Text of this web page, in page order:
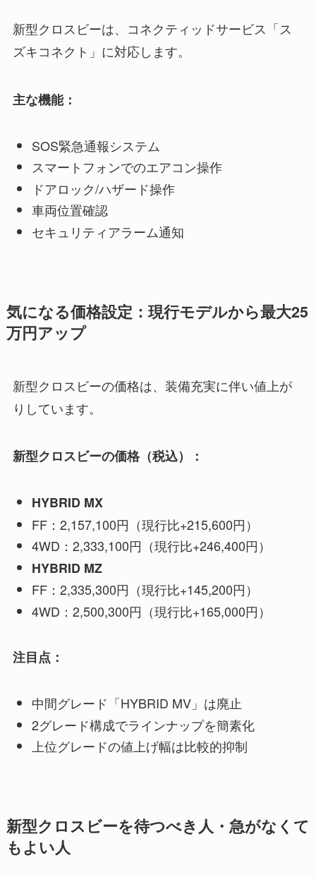
新型クロスビーは、コネクティッドサービス「ス
ズキコネクト」に対応します。
主な機能：
SOS緊急通報システム
スマートフォンでのエアコン操作
ドアロック/ハザード操作
車両位置確認
セキュリティアラーム通知
気になる価格設定：現行モデルから最大25
万円アップ
新型クロスビーの価格は、装備充実に伴い値上が
りしています。
新型クロスビーの価格（税込）：
HYBRID MX
FF：2,157,100円（現行比+215,600円）
4WD：2,333,100円（現行比+246,400円）
HYBRID MZ
FF：2,335,300円（現行比+145,200円）
4WD：2,500,300円（現行比+165,000円）
注目点：
中間グレード「HYBRID MV」は廃止
2グレード構成でラインナップを簡素化
上位グレードの値上げ幅は比較的抑制
新型クロスビーを待つべき人・急がなくて
もよい人